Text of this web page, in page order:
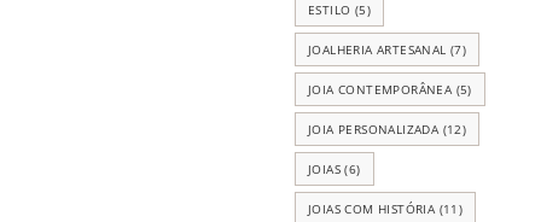
ESTILO (5)
JOALHERIA ARTESANAL (7)
JOIA CONTEMPORÂNEA(5)
JOIA PERSONALIZADA(12)
JOIAS (6)
JOIAS COM HISTÓRIA(11)